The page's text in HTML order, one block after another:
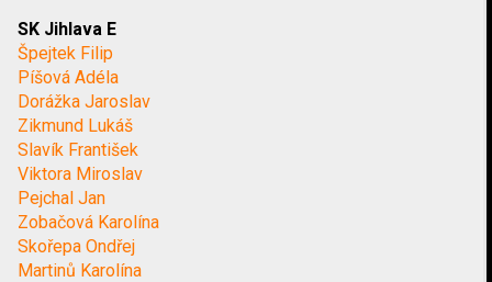
SK Jihlava E
Špejtek Filip
Píšová Adéla
Dorážka Jaroslav
Zikmund Lukáš
Slavík František
Viktora Miroslav
Pejchal Jan
Zobačová Karolína
Skořepa Ondřej
Martinů Karolína